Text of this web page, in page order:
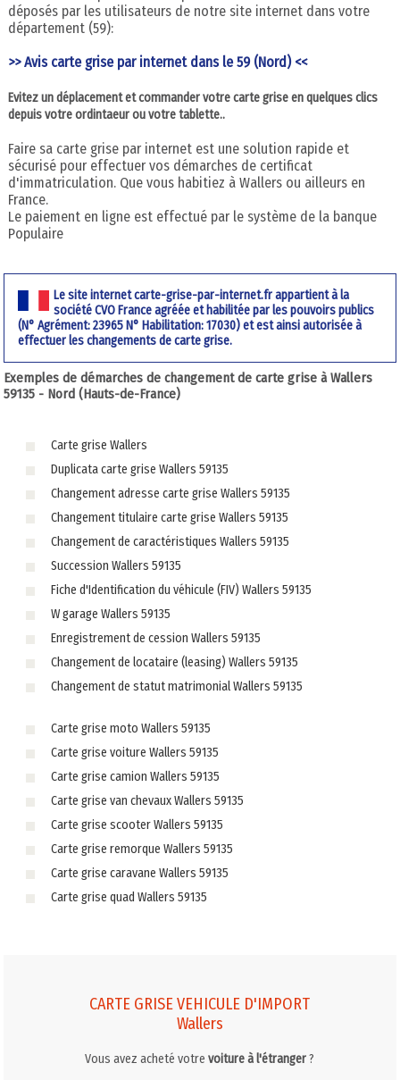
déposés par les utilisateurs de notre site internet dans votre
département (59):
>> Avis carte grise par internet dans le 59 (Nord) <<
Evitez un déplacement et commander votre carte grise en quelques clics
depuis votre ordintaeur ou votre tablette..
Faire sa carte grise par internet est une solution rapide et
sécurisé pour effectuer vos démarches de certificat
d'immatriculation. Que vous habitiez à Wallers ou ailleurs en
France.
Le paiement en ligne est effectué par le système de la banque
Populaire
Le site internet carte-grise-par-internet.fr appartient à la
société CVO France agréée et habilitée par les pouvoirs publics
(N° Agrément: 23965 N° Habilitation: 17030) et est ainsi autorisée à
effectuer les changements de carte grise.
Exemples de démarches de changement de carte grise à Wallers
59135 - Nord (Hauts-de-France)
Carte grise Wallers
Duplicata carte grise Wallers 59135
Changement adresse carte grise Wallers 59135
Changement titulaire carte grise Wallers 59135
Changement de caractéristiques Wallers 59135
Succession Wallers 59135
Fiche d'Identification du véhicule (FIV) Wallers 59135
W garage Wallers 59135
Enregistrement de cession Wallers 59135
Changement de locataire (leasing) Wallers 59135
Changement de statut matrimonial Wallers 59135
Carte grise moto Wallers 59135
Carte grise voiture Wallers 59135
Carte grise camion Wallers 59135
Carte grise van chevaux Wallers 59135
Carte grise scooter Wallers 59135
Carte grise remorque Wallers 59135
Carte grise caravane Wallers 59135
Carte grise quad Wallers 59135
CARTE GRISE VEHICULE D'IMPORT
Wallers
Vous avez acheté votrevoiture à l'étranger?